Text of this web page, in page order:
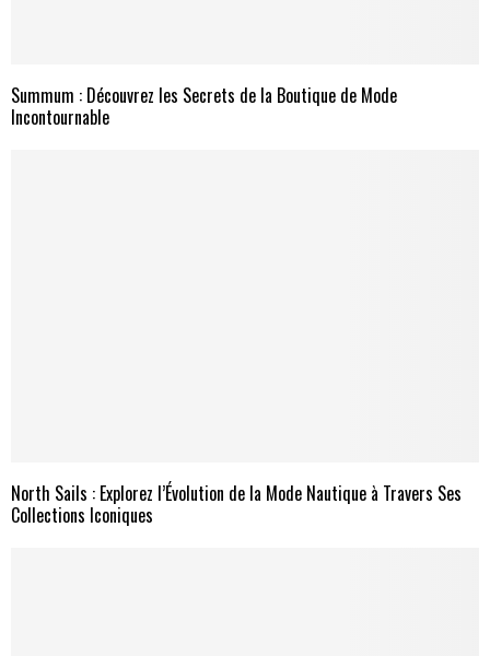
Summum : Découvrez les Secrets de la Boutique de Mode
Incontournable
North Sails : Explorez l’Évolution de la Mode Nautique à Travers Ses
Collections Iconiques